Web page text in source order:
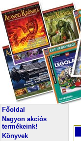
Főoldal
Nagyon akciós
termékeink!
Könyvek